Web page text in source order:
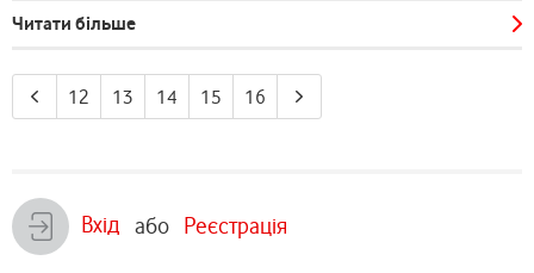
Читати більше
12 13 14 15 16
Вхід або Реєстрація